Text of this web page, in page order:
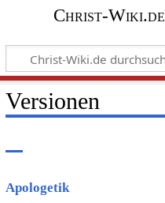
Christ-Wiki.de
Versionen
Apologetik